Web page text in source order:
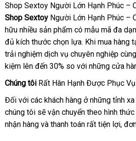
Shop Sextoy Người Lớn Hạnh Phúc –
Shop Sextoy Người Lớn Hạnh Phúc –
hữu nhiều sản phẩm có mẫu mã đa
đủ kích thước chọn lựađại
lý
. Mỹ
Khi mua hàng
trải nghiệm dịch vụ chuyên nghiệp
kiệm sử
dụng
lên đến 30% so nơi
bán
với tổng
hợp
những cửa
Chúng tôi Rất Hân Hạnh Được Phục
Đối đăng
ký
với ở
đâu
tốt
các khách hàng ởnhập
khẩu
những tỉnh
chúng tôi nhập
khẩu
sẽ vận chuyển theo hình
nhận hàng sản
và thanh toán tổng
rất tiện lợitổng
,